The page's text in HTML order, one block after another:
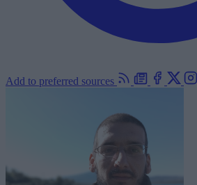
Add to preferred sources